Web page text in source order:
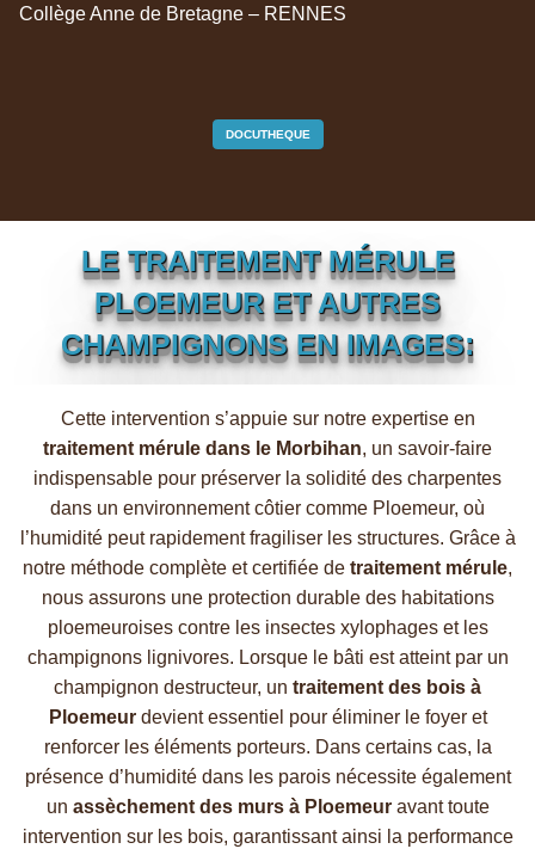
Collège Anne de Bretagne – RENNES
DOCUTHEQUE
LE TRAITEMENT MÉRULE
PLOEMEUR ET AUTRES
CHAMPIGNONS EN IMAGES:
Cette intervention s’appuie sur notre expertise en
traitement mérule dans le Morbihan, un savoir‑faire
indispensable pour préserver la solidité des charpentes
dans un environnement côtier comme Ploemeur, où
l’humidité peut rapidement fragiliser les structures. Grâce à
notre méthode complète et certifiée de traitement mérule,
nous assurons une protection durable des habitations
ploemeuroises contre les insectes xylophages et les
champignons lignivores. Lorsque le bâti est atteint par un
champignon destructeur, un traitement des bois à
Ploemeurdevient essentiel pour éliminer le foyer et
renforcer les éléments porteurs. Dans certains cas, la
présence d’humidité dans les parois nécessite également
un assèchement des murs à Ploemeuravant toute
intervention sur les bois, garantissant ainsi la performance